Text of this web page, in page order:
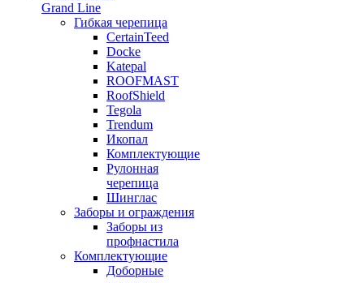
Grand Line
Гибкая черепица
CertainTeed
Docke
Katepal
ROOFMAST
RoofShield
Tegola
Trendum
Икопал
Комплектующие
Рулонная
черепица
Шинглас
Заборы и ограждения
Заборы из
профнастила
Комплектующие
Доборные